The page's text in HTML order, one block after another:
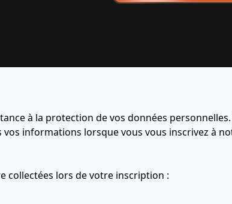
à la protection de vos données
informations lorsque vous vous inscrivez à
collectées lors de votre inscription :